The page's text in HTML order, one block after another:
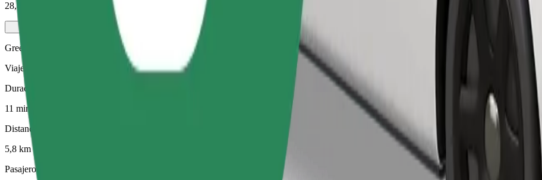
28,40 PLN
Green
Viajes eficientes en vehículos híbridos y eléctricos
Duración estimada del viaje
11 min
Distancia estimada
5,8 km
Pasajeros